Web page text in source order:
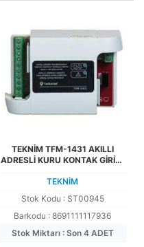
TEKNİM TFM-1431 AKILLI
ADRESLİ KURU KONTAK GİRİŞ/
PARALEL 2 ÇIKIŞ)
TEKNİM
Stok Kodu : ST00945
Barkodu : 8691111117936
Stok Miktarı : Son 4 ADET